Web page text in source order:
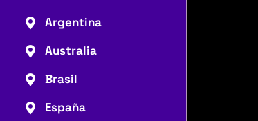
Argentina
Australia
Brasil
España